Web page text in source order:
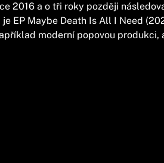
2016 a o tři roky později
EP Maybe Death Is All I Need
moderní popovou